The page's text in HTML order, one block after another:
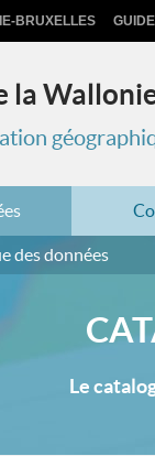
BRUXELLES
la
des données
Le